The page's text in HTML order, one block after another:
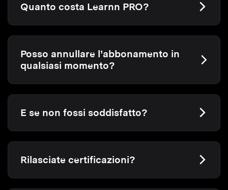
Quanto costa Learnn PRO?
Posso annullare l’abbonamento in
qualsiasi momento?
E se non fossi soddisfatto?
Rilasciate certificazioni?